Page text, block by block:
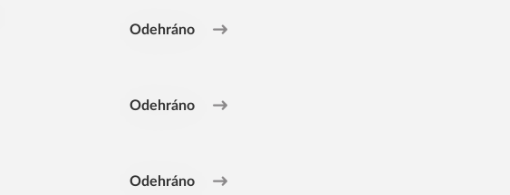
Odehráno
Odehráno
Odehráno